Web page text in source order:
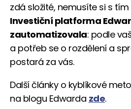
zdá složité, nemusíte si s
Investiční platforma
zautomatizovala: podle
a potřeb se o rozdělení a
postará za vás.
Další články o kyblíkové
na blogu Edwarda zde.